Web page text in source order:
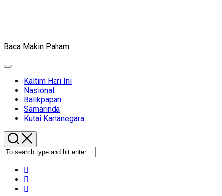
Baca Makin Paham
Expand
Kaltim Hari Ini
Nasional
Balikpapan
Samarinda
Kutai Kartanegara